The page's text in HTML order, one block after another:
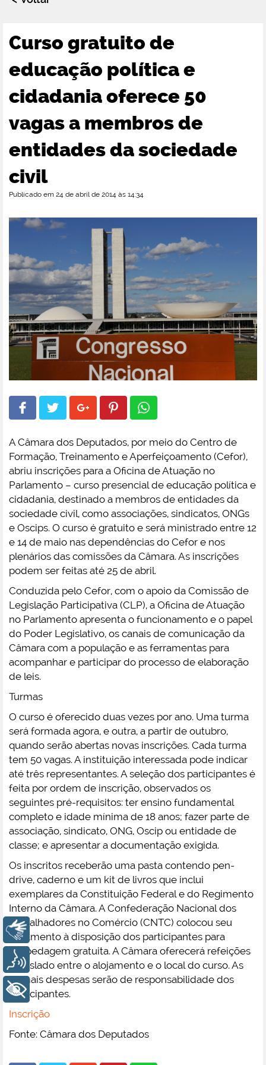
Curso gratuito de
educação política e
cidadania oferece 50
vagas a membros de
entidades da sociedade
civil
Publicado em 24 de abril de 2014 às 14:34
A Câmara dos Deputados, por meio do Centro de
Formação, Treinamento e Aperfeiçoamento (Cefor),
abriu inscrições para a Oficina de Atuação no
Parlamento – curso presencial de educação política e
cidadania, destinado a membros de entidades da
sociedade civil, como associações, sindicatos, ONGs
e Oscips. O curso é gratuito e será ministrado entre 12
e 14 de maio nas dependências do Cefor e nos
plenários das comissões da Câmara. As inscrições
podem ser feitas até 25 de abril.
Conduzida pelo Cefor, com o apoio da Comissão de
Legislação Participativa (CLP), a Oficina de Atuação
no Parlamento apresenta o funcionamento e o papel
do Poder Legislativo, os canais de comunicação da
Câmara com a população e as ferramentas para
acompanhar e participar do processo de elaboração
de leis.
Turmas
O curso é oferecido duas vezes por ano. Uma turma
será formada agora, e outra, a partir de outubro,
quando serão abertas novas inscrições. Cada turma
tem 50 vagas. A instituição interessada pode indicar
até três representantes. A seleção dos participantes é
feita por ordem de inscrição, observados os
seguintes pré-requisitos: ter ensino fundamental
completo e idade mínima de 18 anos; fazer parte de
associação, sindicato, ONG, Oscip ou entidade de
classe; e apresentar a documentação exigida.
Os inscritos receberão uma pasta contendo pen-
drive, caderno e um kit de livros que inclui
exemplares da Constituição Federal e do Regimento
Interno da Câmara. A Confederação Nacional dos
Trabalhadores no Comércio (CNTC) colocou seu
alojamento à disposição dos participantes para
hospedagem gratuita. A Câmara oferecerá refeições
e traslado entre o alojamento e o local do curso. As
demais despesas serão de responsabilidade dos
participantes.
Inscrição
Fonte: Câmara dos Deputados
Libras
Voz
+ Acessibilidade